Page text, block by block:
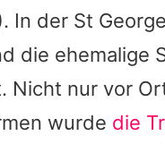
In der St
die ehemalige
Nicht nur vor
wurde die